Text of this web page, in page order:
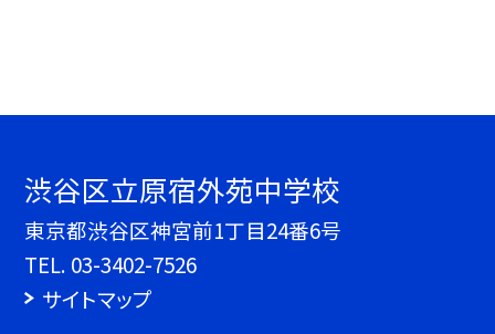
渋谷区立原宿外苑中学校
東京都渋谷区神宮前1丁目24番6号
TEL. 03-3402-7526
サイトマップ